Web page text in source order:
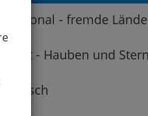
- fremde
- Hauben und